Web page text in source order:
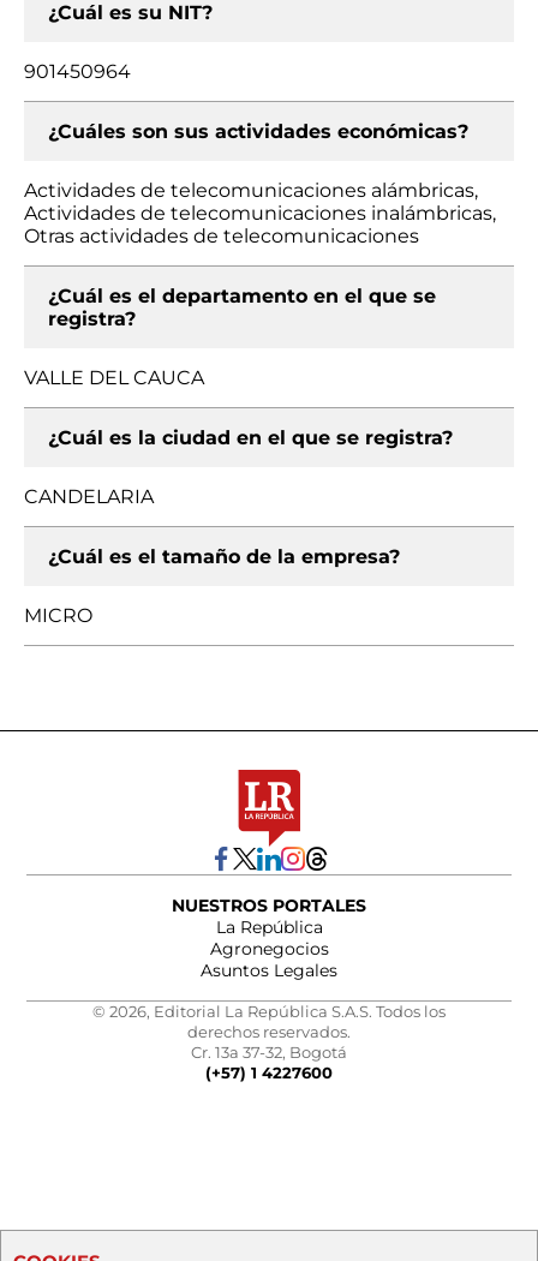
¿Cuál es su NIT?
901450964
¿Cuáles son sus actividades económicas?
Actividades de telecomunicaciones alámbricas,
Actividades de telecomunicaciones inalámbricas,
Otras actividades de telecomunicaciones
¿Cuál es el departamento en el que se
registra?
VALLE DEL CAUCA
¿Cuál es la ciudad en el que se registra?
CANDELARIA
¿Cuál es el tamaño de la empresa?
MICRO
NUESTROS PORTALES
La República
Agronegocios
Asuntos Legales
© 2026, Editorial La República S.A.S. Todos los
derechos reservados.
Cr. 13a 37-32, Bogotá
(+57) 1 4227600